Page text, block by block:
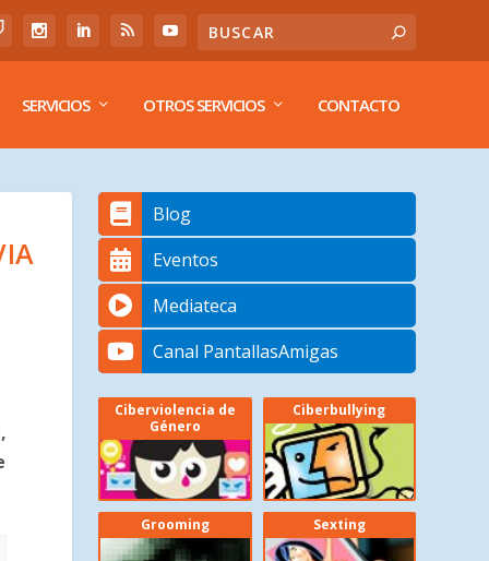
SERVICIOS OTROS SERVICIOS CONTACTO
Blog
Eventos
Mediateca
Canal PantallasAmigas
Ciberviolencia de
Género
Ciberbullying
Grooming Sexting